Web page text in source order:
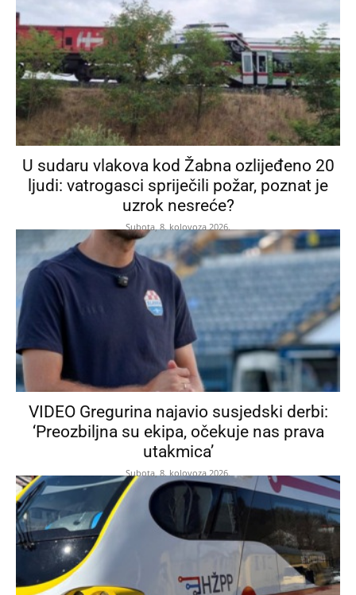
U sudaru vlakova kod Žabna ozlijeđeno 20
ljudi: vatrogasci spriječili požar, poznat je
uzrok nesreće?
Subota, 8. kolovoza 2026.
VIDEO Gregurina najavio susjedski derbi:
‘Preozbiljna su ekipa, očekuje nas prava
utakmica’
Subota, 8. kolovoza 2026.